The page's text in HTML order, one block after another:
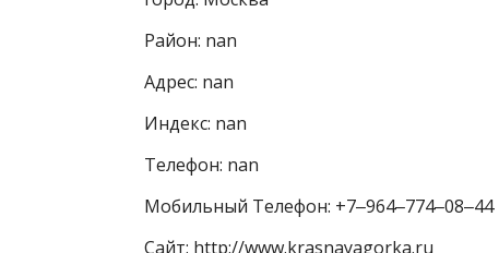
Район: nan
Адрес: nan
Индекс: nan
Телефон: nan
Мобильный Телефон: +7‒964‒774‒08‒44
Сайт: http://www.krasnayagorka.ru